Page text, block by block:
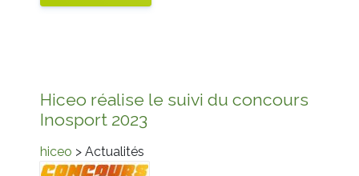
Hiceo réalise le suivi du concours
Inosport 2023
hiceo > Actualités